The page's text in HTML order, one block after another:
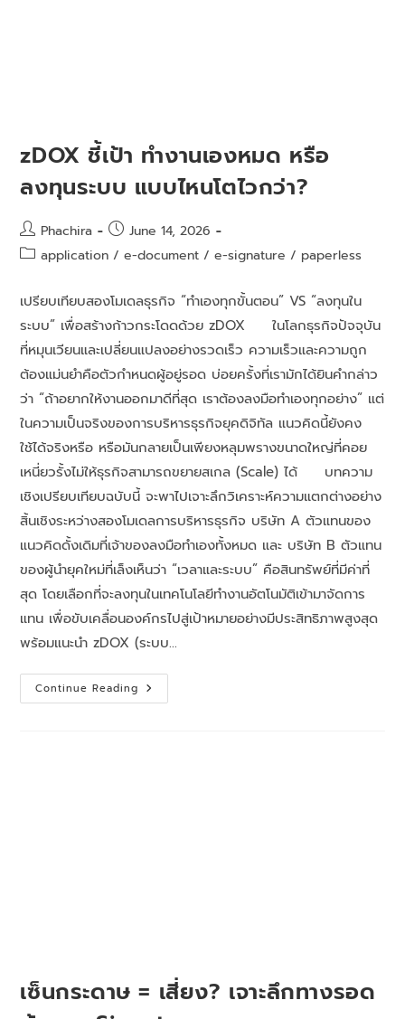
zDOX ชี้เป้า ทำงานเองหมด หรือ
ลงทุนระบบ แบบไหนโตไวกว่า?
Phachira
June 14, 2026
application / e-document / e-signature / paperless
เปรียบเทียบสองโมเดลธุรกิจ “ทำเองทุกขั้นตอน” VS “ลงทุนใน
ระบบ” เพื่อสร้างก้าวกระโดดด้วย zDOX ในโลกธุรกิจปัจจุบัน
ที่หมุนเวียนและเปลี่ยนแปลงอย่างรวดเร็ว ความเร็วและความถูก
ต้องแม่นยำคือตัวกำหนดผู้อยู่รอด บ่อยครั้งที่เรามักได้ยินคำกล่าว
ว่า “ถ้าอยากให้งานออกมาดีที่สุด เราต้องลงมือทำเองทุกอย่าง” แต่
ในความเป็นจริงของการบริหารธุรกิจยุคดิจิทัล แนวคิดนี้ยังคง
ใช้ได้จริงหรือ หรือมันกลายเป็นเพียงหลุมพรางขนาดใหญ่ที่คอย
เหนี่ยวรั้งไม่ให้ธุรกิจสามารถขยายสเกล (Scale) ได้ บทความ
เชิงเปรียบเทียบฉบับนี้ จะพาไปเจาะลึกวิเคราะห์ความแตกต่างอย่าง
สิ้นเชิงระหว่างสองโมเดลการบริหารธุรกิจ บริษัท A ตัวแทนของ
แนวคิดดั้งเดิมที่เจ้าของลงมือทำเองทั้งหมด และ บริษัท B ตัวแทน
ของผู้นำยุคใหม่ที่เล็งเห็นว่า “เวลาและระบบ” คือสินทรัพย์ที่มีค่าที่
สุด โดยเลือกที่จะลงทุนในเทคโนโลยีทำงานอัตโนมัติเข้ามาจัดการ
แทน เพื่อขับเคลื่อนองค์กรไปสู่เป้าหมายอย่างมีประสิทธิภาพสูงสุด
พร้อมแนะนำ zDOX (ระบบ…
Continue Reading
เซ็นกระดาษ = เสี่ยง? เจาะลึกทางรอด